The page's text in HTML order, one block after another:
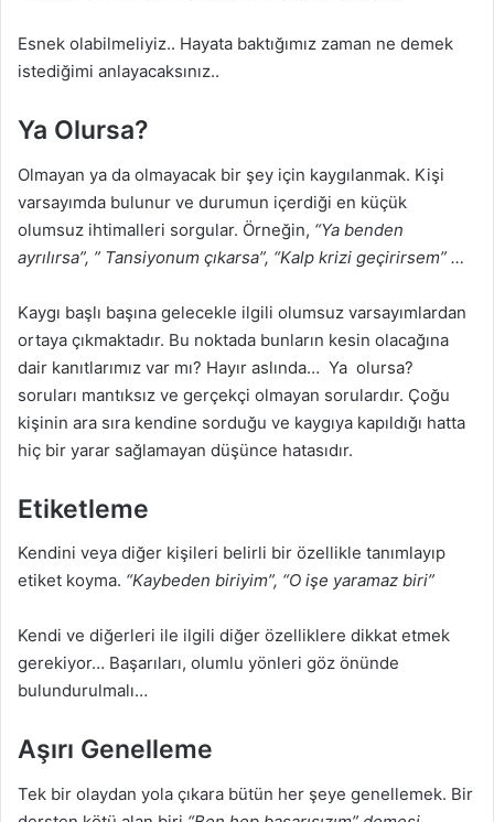
Esnek olabilmeliyiz.. Hayata baktığımız zaman ne demek
istediğimi anlayacaksınız..
Ya Olursa?
Olmayan ya da olmayacak bir şey için kaygılanmak. Kişi
varsayımda bulunur ve durumun içerdiği en küçük
olumsuz ihtimalleri sorgular. Örneğin, “Ya benden
ayrılırsa”, ” Tansiyonum çıkarsa”, “Kalp krizi geçirirsem” …
Kaygı başlı başına gelecekle ilgili olumsuz varsayımlardan
ortaya çıkmaktadır. Bu noktada bunların kesin olacağına
dair kanıtlarımız var mı? Hayır aslında… Ya olursa?
soruları mantıksız ve gerçekçi olmayan sorulardır. Çoğu
kişinin ara sıra kendine sorduğu ve kaygıya kapıldığı hatta
hiç bir yarar sağlamayan düşünce hatasıdır.
Etiketleme
Kendini veya diğer kişileri belirli bir özellikle tanımlayıp
etiket koyma. “Kaybeden biriyim”, “O işe yaramaz biri”
Kendi ve diğerleri ile ilgili diğer özelliklere dikkat etmek
gerekiyor… Başarıları, olumlu yönleri göz önünde
bulundurulmalı…
Aşırı Genelleme
Tek bir olaydan yola çıkara bütün her şeye genellemek. Bir